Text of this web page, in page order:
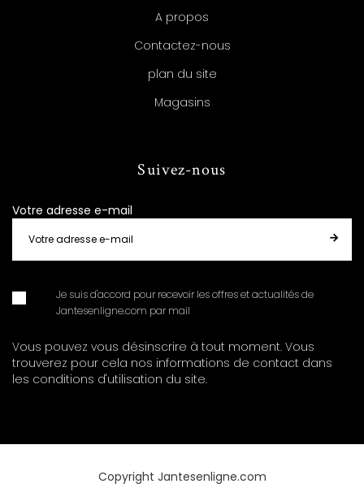
A propos
Contactez-nous
plan du site
Magasins
Suivez-nous
Votre adresse e-mail
Je suis d'accord pour recevoir les offres et actualités de
Jantesenligne.com par mail
Vous pouvez vous désinscrire à tout moment. Vous
trouverez pour cela nos informations de contact dans
les conditions d'utilisation du site.
Copyright Jantesenligne.com